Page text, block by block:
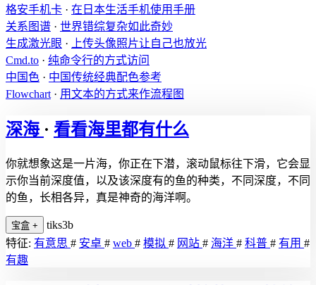
格安手机卡 · 在日本生活手机使用手册
关系图谱 · 世界错综复杂如此奇妙
生成激光眼 ·
上传头像照片让自己也放光
Cmd.to · 纯命令行的方式访问
中国色 · 中国传统经典配色参考
Flowchart · 用文本的方式来作流程图
深海 · 看看海里都有什么
你就想象这是一片海，你正在下潜，滚动鼠标往下滑，它会显
示你当前深度值，以及该深度有的鱼的种类，不同深度，不同
的鱼，长相各异，真是神奇的海洋啊。
宝盒 +
tiks3b
特征: 有意思 # 安卓 # web # 模拟 # 网站 # 海洋 # 科普 # 有用 #
有趣